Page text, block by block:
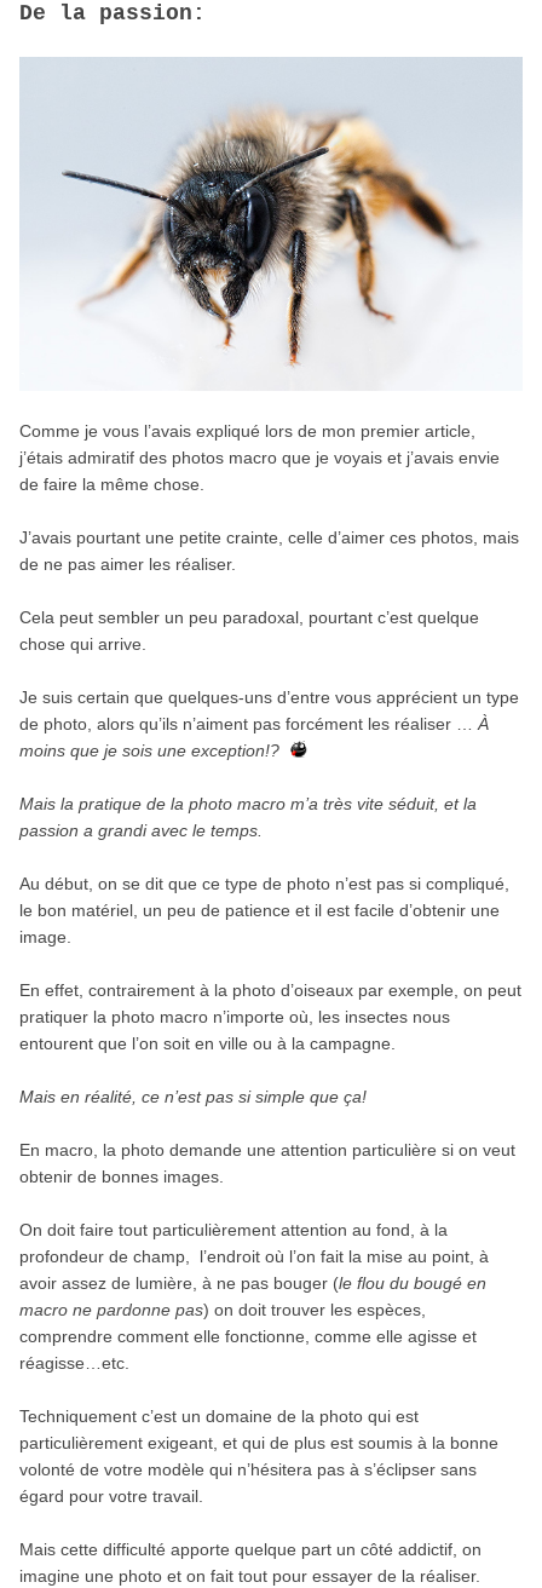
De la passion:
Comme je vous l’avais expliqué lors de mon premier article,
j’étais admiratif des photos macro que je voyais et j’avais envie
de faire la même chose.
J’avais pourtant une petite crainte, celle d’aimer ces photos, mais
de ne pas aimer les réaliser.
Cela peut sembler un peu paradoxal, pourtant c’est quelque
chose qui arrive.
Je suis certain que quelques-uns d’entre vous apprécient un type
de photo, alors qu’ils n’aiment pas forcément les réaliser … À
moins que je sois une exception!?
Mais la pratique de la photo macro m’a très vite séduit, et la
passion a grandi avec le temps.
Au début, on se dit que ce type de photo n’est pas si compliqué,
le bon matériel, un peu de patience et il est facile d’obtenir une
image.
En effet, contrairement à la photo d’oiseaux par exemple, on peut
pratiquer la photo macro n’importe où, les insectes nous
entourent que l’on soit en ville ou à la campagne.
Mais en réalité, ce n’est pas si simple que ça!
En macro, la photo demande une attention particulière si on veut
obtenir de bonnes images.
On doit faire tout particulièrement attention au fond, à la
profondeur de champ, l’endroit où l’on fait la mise au point, à
avoir assez de lumière, à ne pas bouger (le flou du bougé en
macro ne pardonne pas) on doit trouver les espèces,
comprendre comment elle fonctionne, comme elle agisse et
réagisse…etc.
Techniquement c’est un domaine de la photo qui est
particulièrement exigeant, et qui de plus est soumis à la bonne
volonté de votre modèle qui n’hésitera pas à s’éclipser sans
égard pour votre travail.
Mais cette difficulté apporte quelque part un côté addictif, on
imagine une photo et on fait tout pour essayer de la réaliser.